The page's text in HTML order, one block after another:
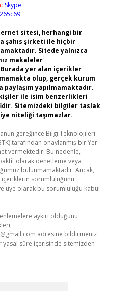
Skype:
sitesi, herhangi bir
şahıs şirketi ile hiçbir
Sitede yalnızca
makaleler
Burada yer alan içerikler
olup, gerçek kurum
paylaşım yapılmamaktadır.
ile isim benzerlikleri
Sitemizdeki bilgiler taslak
niteliği taşımazlar.
gereğince Bilgi Teknolojileri
tarafından onaylanmış bir Yer
vermektedir. Bu nedenle,
olarak denetleme veya
bulunmamaktadır. Ancak,
içeriklerin sorumluluğunu
üye olarak bu sorumluluğu kabul
aykırı olduğunu
adresine bildirmeniz
yasal süre içerisinde sitemizden